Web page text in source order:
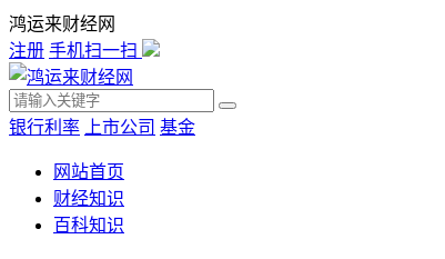
鸿运来财经网
注册 手机扫一扫
银行利率 上市公司 基金
网站首页
财经知识
百科知识